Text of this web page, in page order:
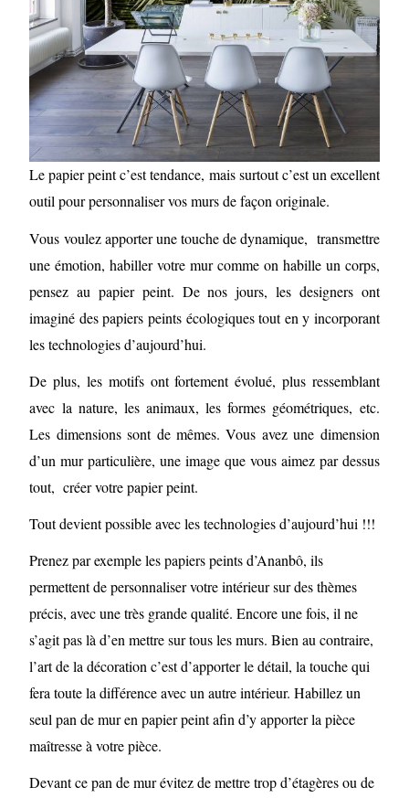
Le papier peint c’est tendance, mais surtout c’est un excellent
outil pour personnaliser vos murs de façon originale.
Vous voulez apporter une touche de dynamique, transmettre
une émotion, habiller votre mur comme on habille un corps,
pensez au papier peint. De nos jours, les designers ont
imaginé des papiers peints écologiques tout en y incorporant
les technologies d’aujourd’hui.
De plus, les motifs ont fortement évolué, plus ressemblant
avec la nature, les animaux, les formes géométriques, etc.
Les dimensions sont de mêmes. Vous avez une dimension
d’un mur particulière, une image que vous aimez par dessus
tout, créer votre papier peint.
Tout devient possible avec les technologies d’aujourd’hui !!!
Prenez par exemple les papiers peints d’Ananbô, ils
permettent de personnaliser votre intérieur sur des thèmes
précis, avec une très grande qualité. Encore une fois, il ne
s’agit pas là d’en mettre sur tous les murs. Bien au contraire,
l’art de la décoration c’est d’apporter le détail, la touche qui
fera toute la différence avec un autre intérieur. Habillez un
seul pan de mur en papier peint afin d’y apporter la pièce
maîtresse à votre pièce.
Devant ce pan de mur évitez de mettre trop d’étagères ou de